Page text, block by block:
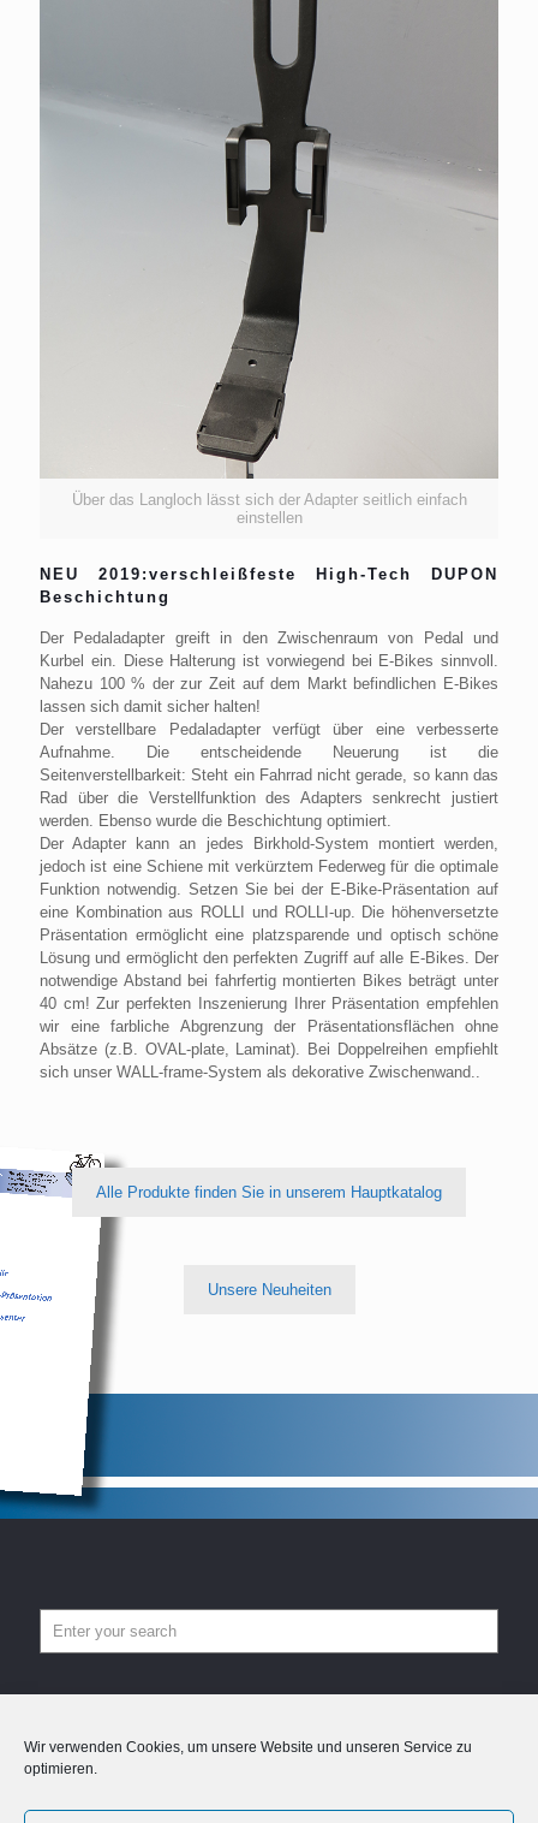
Wir verwenden Cookies, um unsere Website und unseren Service zu
optimieren.
Über das Langloch lässt sich der Adapter seitlich einfach
einstellen
NEU 2019:verschleißfeste High-Tech DUPON
Beschichtung
Der Pedaladapter greift in den Zwischenraum von Pedal und
Kurbel ein. Diese Halterung ist vorwiegend bei E-Bikes sinnvoll.
Nahezu 100 % der zur Zeit auf dem Markt befindlichen E-Bikes
lassen sich damit sicher halten!
Der verstellbare Pedaladapter verfügt über eine verbesserte
Aufnahme. Die entscheidende Neuerung ist die
Seitenverstellbarkeit: Steht ein Fahrrad nicht gerade, so kann das
Rad über die Verstellfunktion des Adapters senkrecht justiert
werden. Ebenso wurde die Beschichtung optimiert.
Der Adapter kann an jedes Birkhold-System montiert werden,
jedoch ist eine Schiene mit verkürztem Federweg für die optimale
Funktion notwendig. Setzen Sie bei der E-Bike-Präsentation auf
eine Kombination aus ROLLI und ROLLI-up. Die höhenversetzte
Präsentation ermöglicht eine platzsparende und optisch schöne
Lösung und ermöglicht den perfekten Zugriff auf alle E-Bikes. Der
notwendige Abstand bei fahrfertig montierten Bikes beträgt unter
40 cm! Zur perfekten Inszenierung Ihrer Präsentation empfehlen
wir eine farbliche Abgrenzung der Präsentationsflächen ohne
Absätze (z.B. OVAL-plate, Laminat). Bei Doppelreihen empfiehlt
sich unser WALL-frame-System als dekorative Zwischenwand..
Alle Produkte finden Sie in unserem Hauptkatalog
Unsere Neuheiten
EU Coockies